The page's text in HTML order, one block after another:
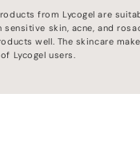
from Lycogel are
skin, acne, and
well. The skincare
Lycogel users.